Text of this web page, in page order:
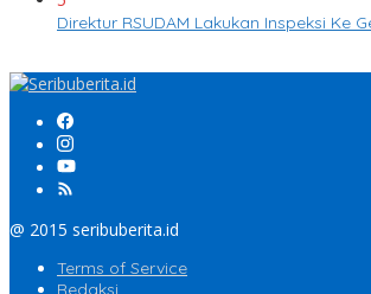
Direktur RSUDAM Lakukan Inspeksi Ke
@ 2015 seribuberita.id
Terms of Service
Redaksi